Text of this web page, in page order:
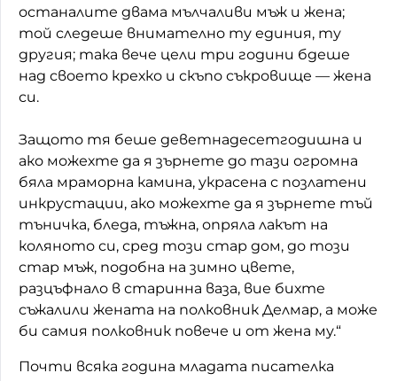
останалите двама мълчаливи мъж и жена;
той следеше внимателно ту единия, ту
другия; така вече цели три години бдеше
над своето крехко и скъпо съкровище — жена
си.
Защото тя беше деветнадесетгодишна и
ако можехте да я зърнете до тази огромна
бяла мраморна камина, украсена с позлатени
инкрустации, ако можехте да я зърнете тъй
тъничка, бледа, тъжна, опряла лакът на
коляното си, сред този стар дом, до този
стар мъж, подобна на зимно цвете,
разцъфнало в старинна ваза, вие бихте
съжалили жената на полковник Делмар, а може
би самия полковник повече и от жена му.“
Почти всяка година младата писателка